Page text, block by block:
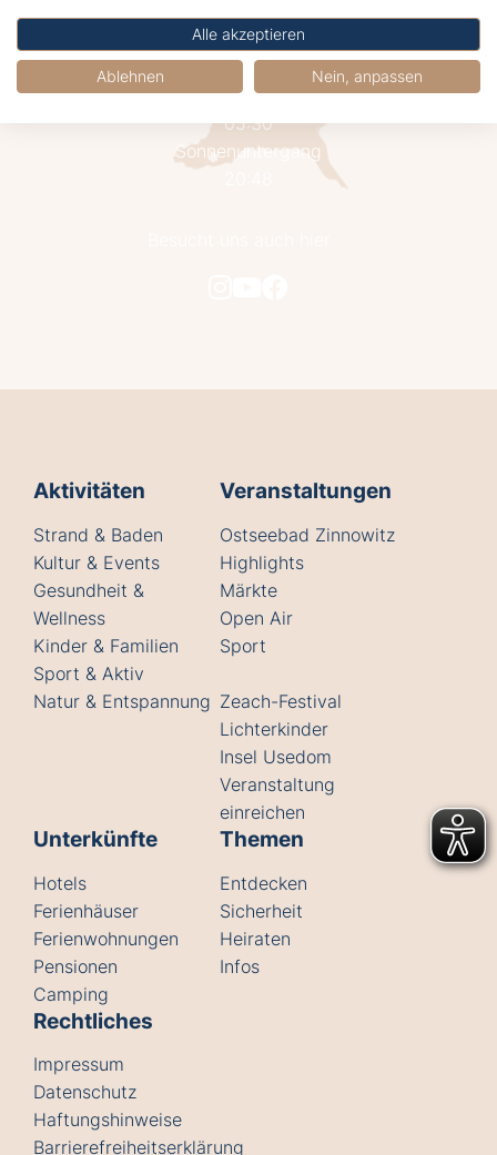
63%
Luftdruck
1019 hPa
Sonnenaufgang
05:30
Sonnenuntergang
Aktivitäten
Strand & Baden
Kultur & Events
Gesundheit &
Wellness
Kinder & Familien
Sport & Aktiv
Natur & Entspannung
Veranstaltungen
Ostseebad Zinnowitz
Highlights
Märkte
Open Air
Sport
Zeach-Festival
Lichterkinder
Insel Usedom
Veranstaltung
einreichen
Unterkünfte
Hotels
Ferienhäuser
Ferienwohnungen
Pensionen
Camping
Themen
Entdecken
Sicherheit
Heiraten
Infos
Rechtliches
Impressum
Datenschutz
Haftungshinweise
Barrierefreiheitserklärung
Alle akzeptieren
Ablehnen Nein, anpassen